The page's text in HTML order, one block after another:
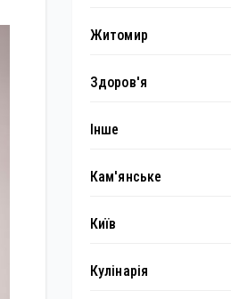
Житомир
Здоров'я
Інше
Кам'янське
Київ
Кулінарія